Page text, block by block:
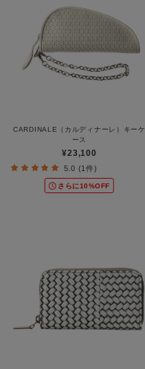
CARDINALE（カルディナーレ）キーケ
ース
¥23,100
5.0 (1件)
さらに10%OFF